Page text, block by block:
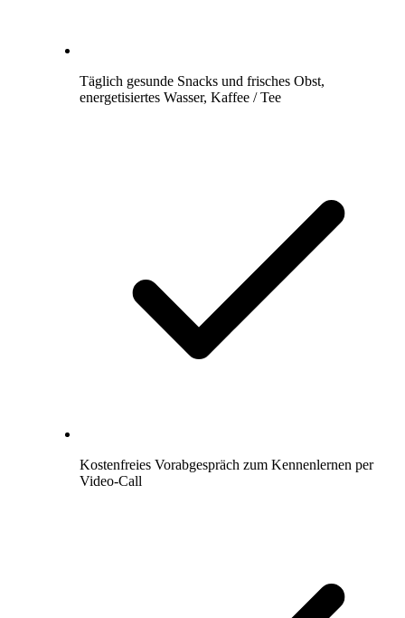
Täglich gesunde Snacks und frisches Obst,
energetisiertes Wasser, Kaffee / Tee
Kostenfreies Vorabgespräch zum Kennenlernen per
Video-Call